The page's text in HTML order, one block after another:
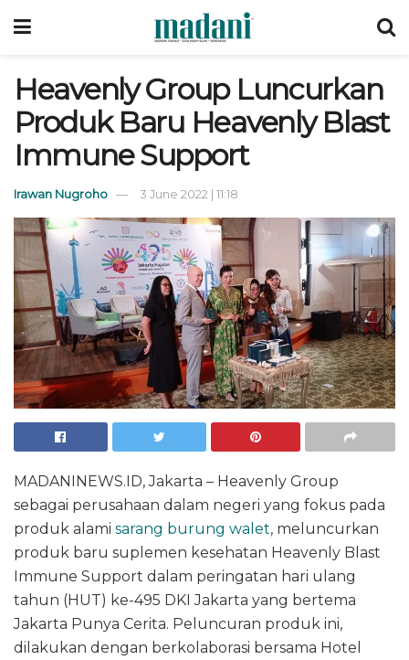
Heavenly Group Luncurkan
Produk Baru Heavenly Blast
Immune Support
Irawan Nugroho 3 June 2022 | 11:18
MADANINEWS.ID, Jakarta – Heavenly Group
sebagai perusahaan dalam negeri yang fokus pada
produk alami sarang burung walet, meluncurkan
produk baru suplemen kesehatan Heavenly Blast
Immune Support dalam peringatan hari ulang
tahun (HUT) ke-495 DKI Jakarta yang bertema
Jakarta Punya Cerita. Peluncuran produk ini,
dilakukan dengan berkolaborasi bersama Hotel